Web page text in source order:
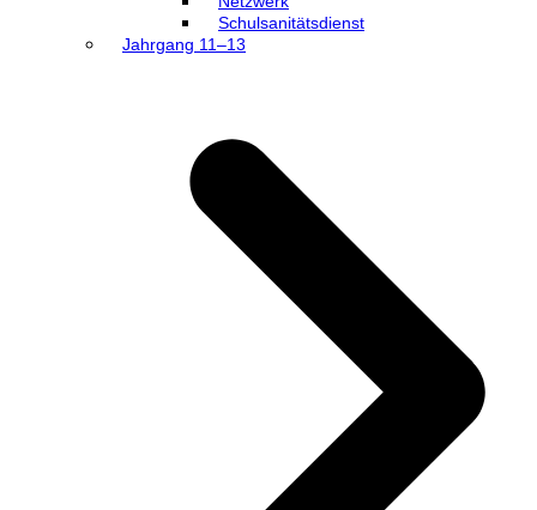
Schulsanitätsdienst
Jahrgang 11–13